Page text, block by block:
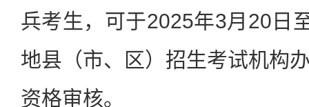
兵考生，可于2025年3月20日
地县（市、区）招生考试机构
资格审核。